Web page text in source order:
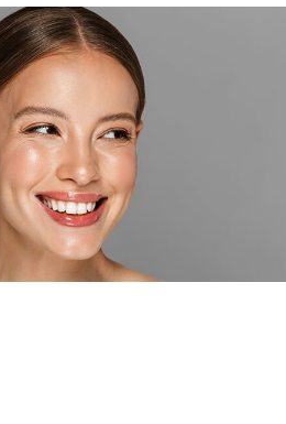
je nach den persönlichen
Übersicht